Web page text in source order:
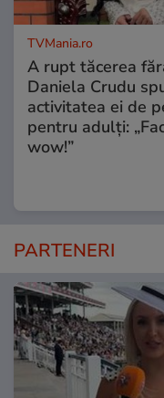
TVMania.ro
A rupt tăcerea
Daniela Crudu
activitatea ei de
pentru adulți:
wow!”
PARTENERI